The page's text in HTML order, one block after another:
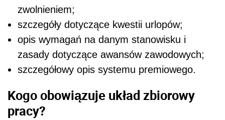
zwolnieniem;
szczegóły dotyczące kwestii urlopów;
opis wymagań na danym stanowisku i
zasady dotyczące awansów zawodowych;
szczegółowy opis systemu premiowego.
Kogo obowiązuje układ zbiorowy
pracy?